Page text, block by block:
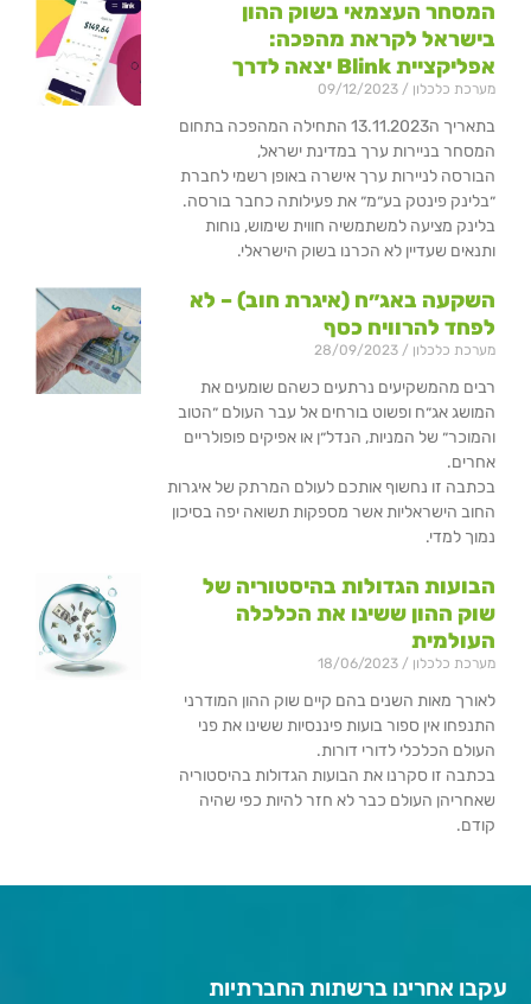
המסחר העצמאי בשוק ההון
בישראל לקראת מהפכה:
אפליקציית Blink יצאה לדרך
מערכת כלכלון
בתאריך ה13.11.2023 התחילה המהפכה בתחום
המסחר בניירות ערך במדינת ישראל,
הבורסה לניירות ערך אישרה באופן רשמי לחברת
״בלינק פינטק בע״מ״ את פעילותה כחבר בורסה.
בלינק מציעה למשתמשיה חווית שימוש, נוחות
ותנאים שעדיין לא הכרנו בשוק הישראלי.
השקעה באג״ח (איגרת חוב) – לא
לפחד להרוויח כסף
מערכת כלכלון
רבים מהמשקיעים נרתעים כשהם שומעים את
המושג אג״ח ופשוט בורחים אל עבר העולם ״הטוב
והמוכר״ של המניות, הנדל״ן או אפיקים פופולריים
אחרים.
בכתבה זו נחשוף אותכם לעולם המרתק של איגרות
החוב הישראליות אשר מספקות תשואה יפה בסיכון
נמוך למדי.
הבועות הגדולות בהיסטוריה של
שוק ההון ששינו את הכלכלה
העולמית
מערכת כלכלון
לאורך מאות השנים בהם קיים שוק ההון המודרני
התנפחו אין ספור בועות פיננסיות ששינו את פני
העולם הכלכלי לדורי דורות.
בכתבה זו סקרנו את הבועות הגדולות בהיסטוריה
שאחריהן העולם כבר לא חזר להיות כפי שהיה
קודם.
עקבו אחרינו ברשתות החברתיות